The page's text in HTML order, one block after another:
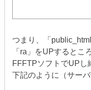
つまり、「
「ra」をUPするとこ
FFFTPソフトでUPし
下記のように（サー